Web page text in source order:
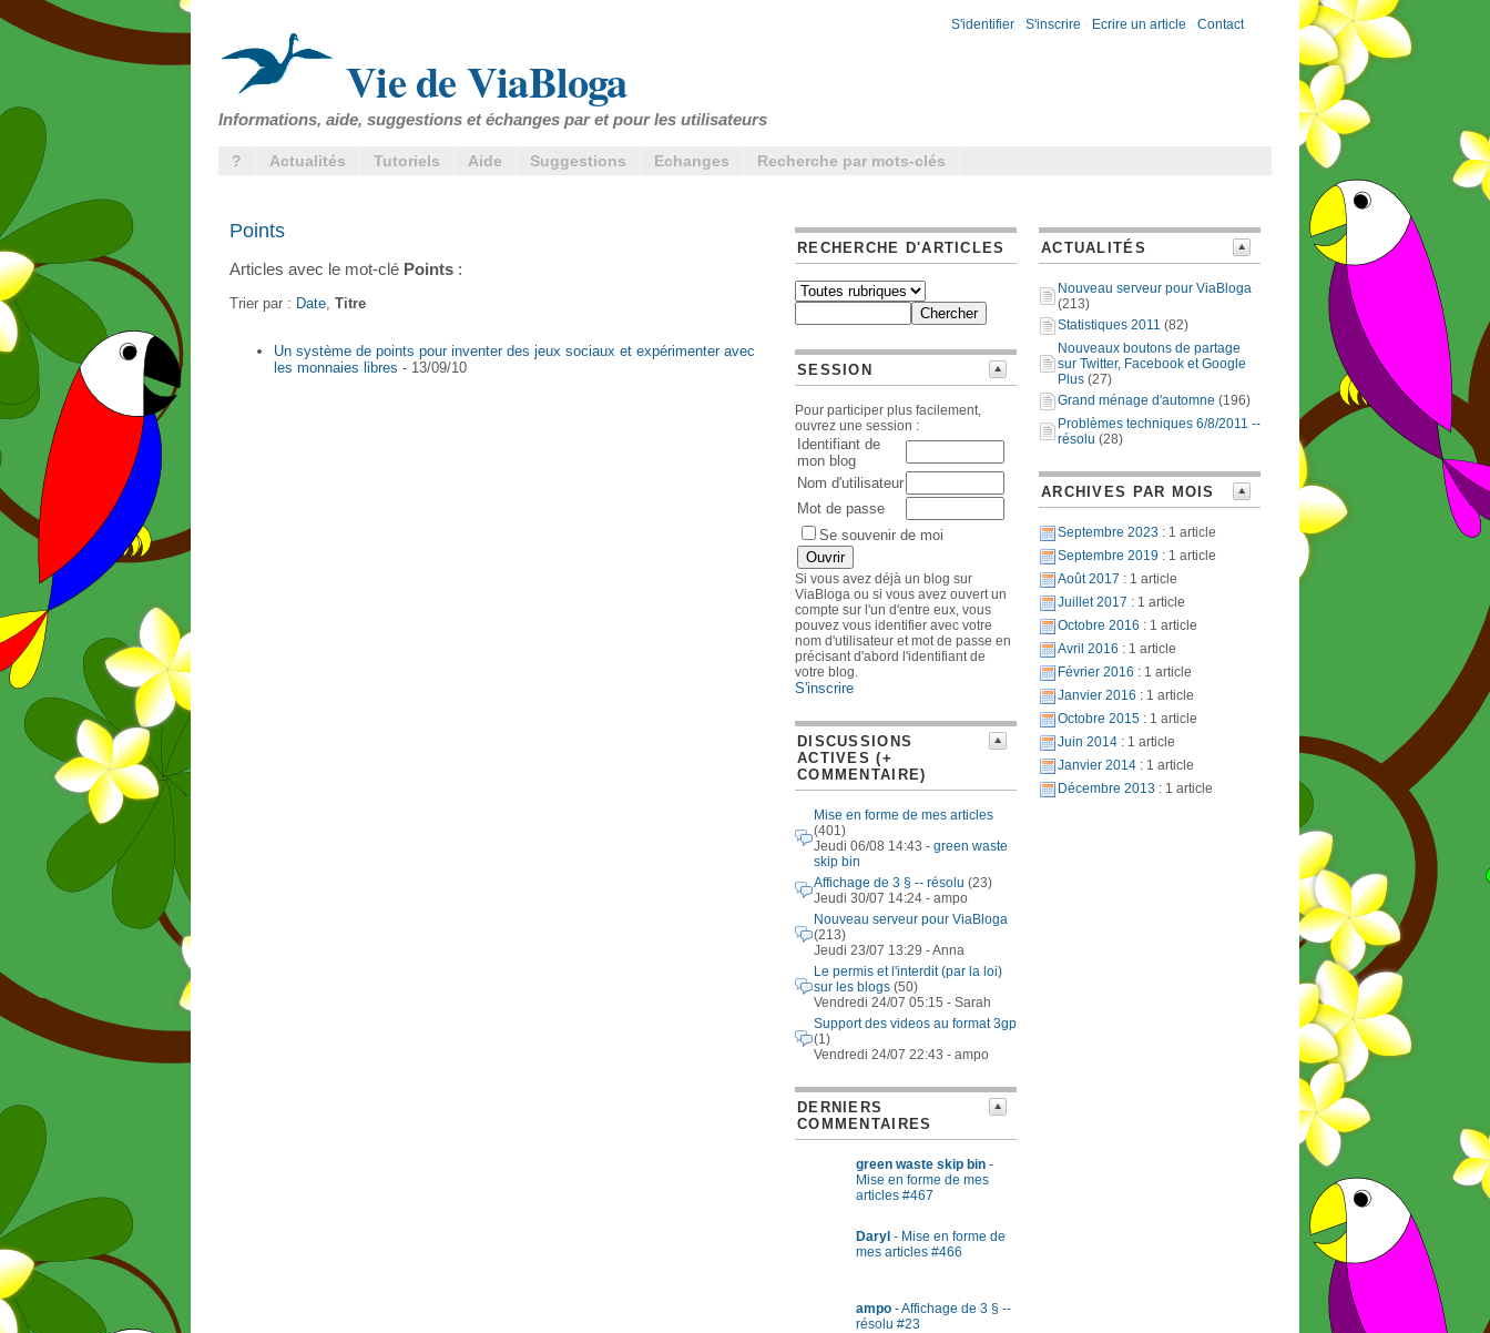
S'identifier - S'inscrire - Ecrire un article - Contact
Vie de ViaBloga
Informations, aide, suggestions et échanges par et pour les utilisateurs
? Actualités Tutoriels Aide Suggestions Echanges Recherche par mots-clés
Points
Articles avec le mot-clé Points :
Trier par : Date Titre
Un système de points pour inventer des jeux sociaux et expérimenter avec
les monnaies libres - 13/09/10
RECHERCHE D'ARTICLES
SESSION
Pour participer plus facilement,
ouvrez une session :
Identifiant de
mon blog
Nom d'utilisateur
Mot de passe
Se souvenir de moi
Si vous avez déjà un blog sur
ViaBloga ou si vous avez ouvert un
compte sur l'un d'entre eux, vous
pouvez vous identifier avec votre
nom d'utilisateur et mot de passe en
précisant d'abord l'identifiant de
votre blog.
S'inscrire
DISCUSSIONS
ACTIVES (+
COMMENTAIRE)
Mise en forme de mes articles
(401)
Jeudi 06/08 14:43 - green waste
skip bin
Affichage de 3 § -- résolu (23)
Jeudi 30/07 14:24 - ampo
Nouveau serveur pour ViaBloga
(213)
Jeudi 23/07 13:29 - Anna
Le permis et l'interdit (par la loi)
sur les blogs (50)
Vendredi 24/07 05:15 - Sarah
Support des videos au format 3gp
(1)
Vendredi 24/07 22:43 - ampo
DERNIERS
COMMENTAIRES
green waste skip bin -
Mise en forme de mes
articles #467
Daryl - Mise en forme de
mes articles #466
ampo - Affichage de 3 § --
résolu #23
ACTUALITÉS
Nouveau serveur pour ViaBloga
(213)
Statistiques 2011 (82)
Nouveaux boutons de partage
sur Twitter, Facebook et Google
Plus (27)
Grand ménage d'automne (196)
Problèmes techniques 6/8/2011 --
résolu (28)
ARCHIVES PAR MOIS
Septembre 2023 : 1 article
Septembre 2019 : 1 article
Août 2017 : 1 article
Juillet 2017 : 1 article
Octobre 2016 : 1 article
Avril 2016 : 1 article
Février 2016 : 1 article
Janvier 2016 : 1 article
Octobre 2015 : 1 article
Juin 2014 : 1 article
Janvier 2014 : 1 article
Décembre 2013 : 1 article